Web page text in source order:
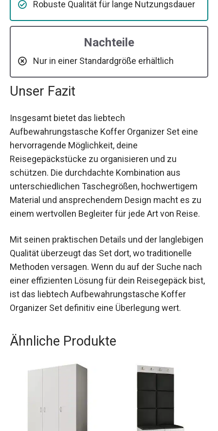
Robuste Qualität für lange Nutzungsdauer
Nachteile
Nur in einer Standardgröße erhältlich
Unser Fazit
Insgesamt bietet das liebtech
Aufbewahrungstasche Koffer Organizer Set eine
hervorragende Möglichkeit, deine
Reisegepäckstücke zu organisieren und zu
schützen. Die durchdachte Kombination aus
unterschiedlichen Taschegrößen, hochwertigem
Material und ansprechendem Design macht es zu
einem wertvollen Begleiter für jede Art von Reise.
Mit seinen praktischen Details und der langlebigen
Qualität überzeugt das Set dort, wo traditionelle
Methoden versagen. Wenn du auf der Suche nach
einer effizienten Lösung für dein Reisegepäck bist,
ist das liebtech Aufbewahrungstasche Koffer
Organizer Set definitiv eine Überlegung wert.
Ähnliche Produkte